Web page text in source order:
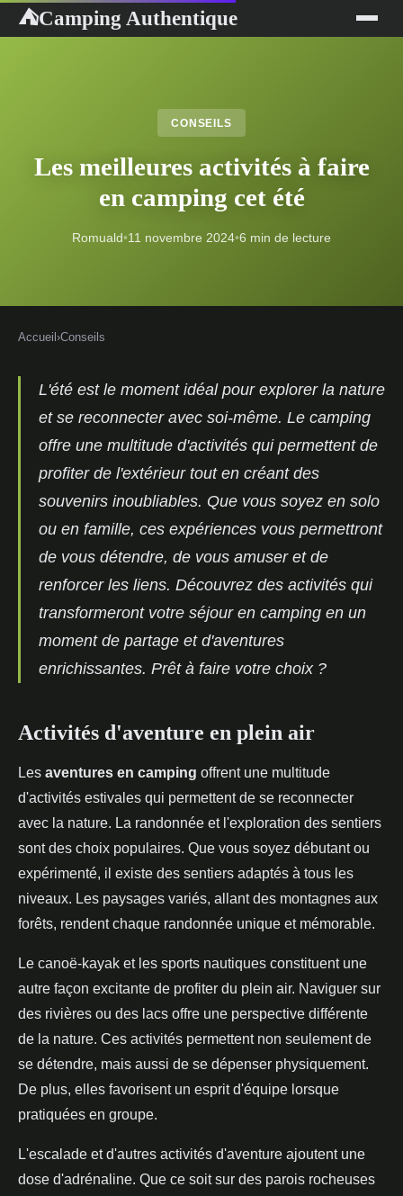
⛺Camping Authentique
CONSEILS
Les meilleures activités à faire
en camping cet été
Romuald•11 novembre 2024•6 min de lecture
Accueil ›Conseils
L'été est le moment idéal pour explorer la nature
et se reconnecter avec soi-même. Le camping
offre une multitude d'activités qui permettent de
profiter de l'extérieur tout en créant des
souvenirs inoubliables. Que vous soyez en solo
ou en famille, ces expériences vous permettront
de vous détendre, de vous amuser et de
renforcer les liens. Découvrez des activités qui
transformeront votre séjour en camping en un
moment de partage et d'aventures
enrichissantes. Prêt à faire votre choix ?
Activités d'aventure en plein air
Les aventures en camping offrent une multitude
d'activités estivales qui permettent de se reconnecter
avec la nature. La randonnée et l'exploration des sentiers
sont des choix populaires. Que vous soyez débutant ou
expérimenté, il existe des sentiers adaptés à tous les
niveaux. Les paysages variés, allant des montagnes aux
forêts, rendent chaque randonnée unique et mémorable.
Le canoë-kayak et les sports nautiques constituent une
autre façon excitante de profiter du plein air. Naviguer sur
des rivières ou des lacs offre une perspective différente
de la nature. Ces activités permettent non seulement de
se détendre, mais aussi de se dépenser physiquement.
De plus, elles favorisent un esprit d'équipe lorsque
pratiquées en groupe.
L'escalade et d'autres activités d'aventure ajoutent une
dose d'adrénaline. Que ce soit sur des parois rocheuses